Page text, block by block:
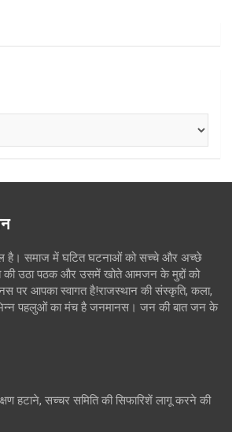
है। समाज में घटित घटनाओं को सच्चे और अच्छे
की उठा पठक और उसमें खोते आमजन के मुद्दों को
पर आपका स्वागत है!राजस्थान की संस्कृति, कला,
पहलुओं का मंच है जनमानस। जन की बात जन के
हटाने, सच्चर समिति की सिफारिशें लागू करने की